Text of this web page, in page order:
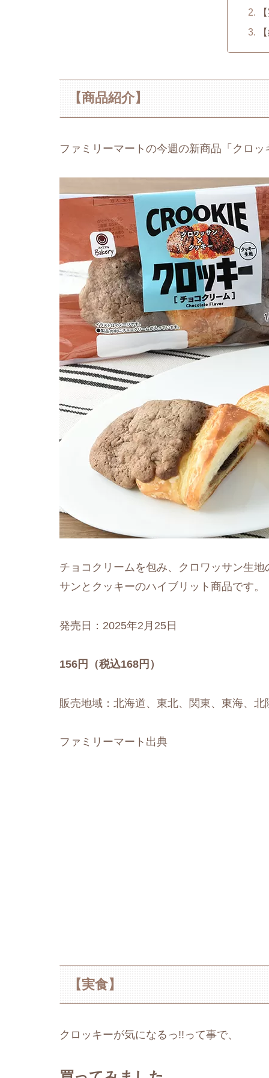
【商品紹介】
ファミリーマートの今週の新商品「クロ
チョコクリームを包み、クロワッサン生
サンとクッキーのハイブリット商品です。
発売日：2025年2月25日
156円（税込168円）
販売地域：北海道、東北、関東、東海、
ファミリーマート出典
【実食】
クロッキーが気になるっ!!って事で、